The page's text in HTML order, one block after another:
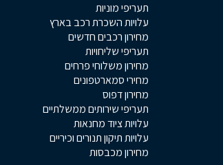
תעריפי מוניות
עלויות השכרת רכב בארץ
מחירון רכבים חדשים
תעריפי שליחויות
מחירון משלוחי פרחים
מחירי סמארטפונים
מחירון דפוס
תעריפי שירותים ממשלתיים
עלויות ציוד מחנאות
עלויות תיקון תנורים וכיריים
מחירון מכבסות